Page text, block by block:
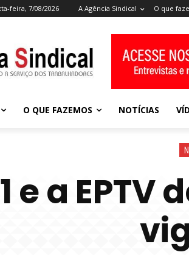
feira, 7/08/2026 A Agência Sindical O que
O QUE FAZEMOS NOTÍCIAS
e a